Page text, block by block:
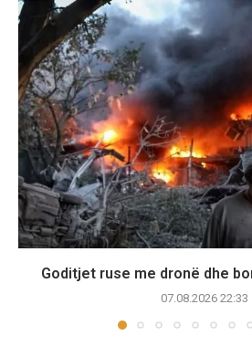
Goditjet ruse me dronë dhe
07.08.2026 22:33